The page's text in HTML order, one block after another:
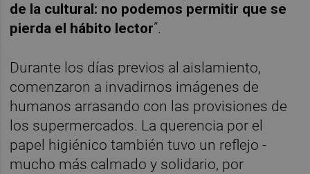
de la cultural: no podemos permitir que se
pierda el hábito lector”.
Durante los días previos al aislamiento,
comenzaron a invadirnos imágenes de
humanos arrasando con las provisiones de
los supermercados. La querencia por el
papel higiénico también tuvo un reflejo -
mucho más calmado y solidario, por